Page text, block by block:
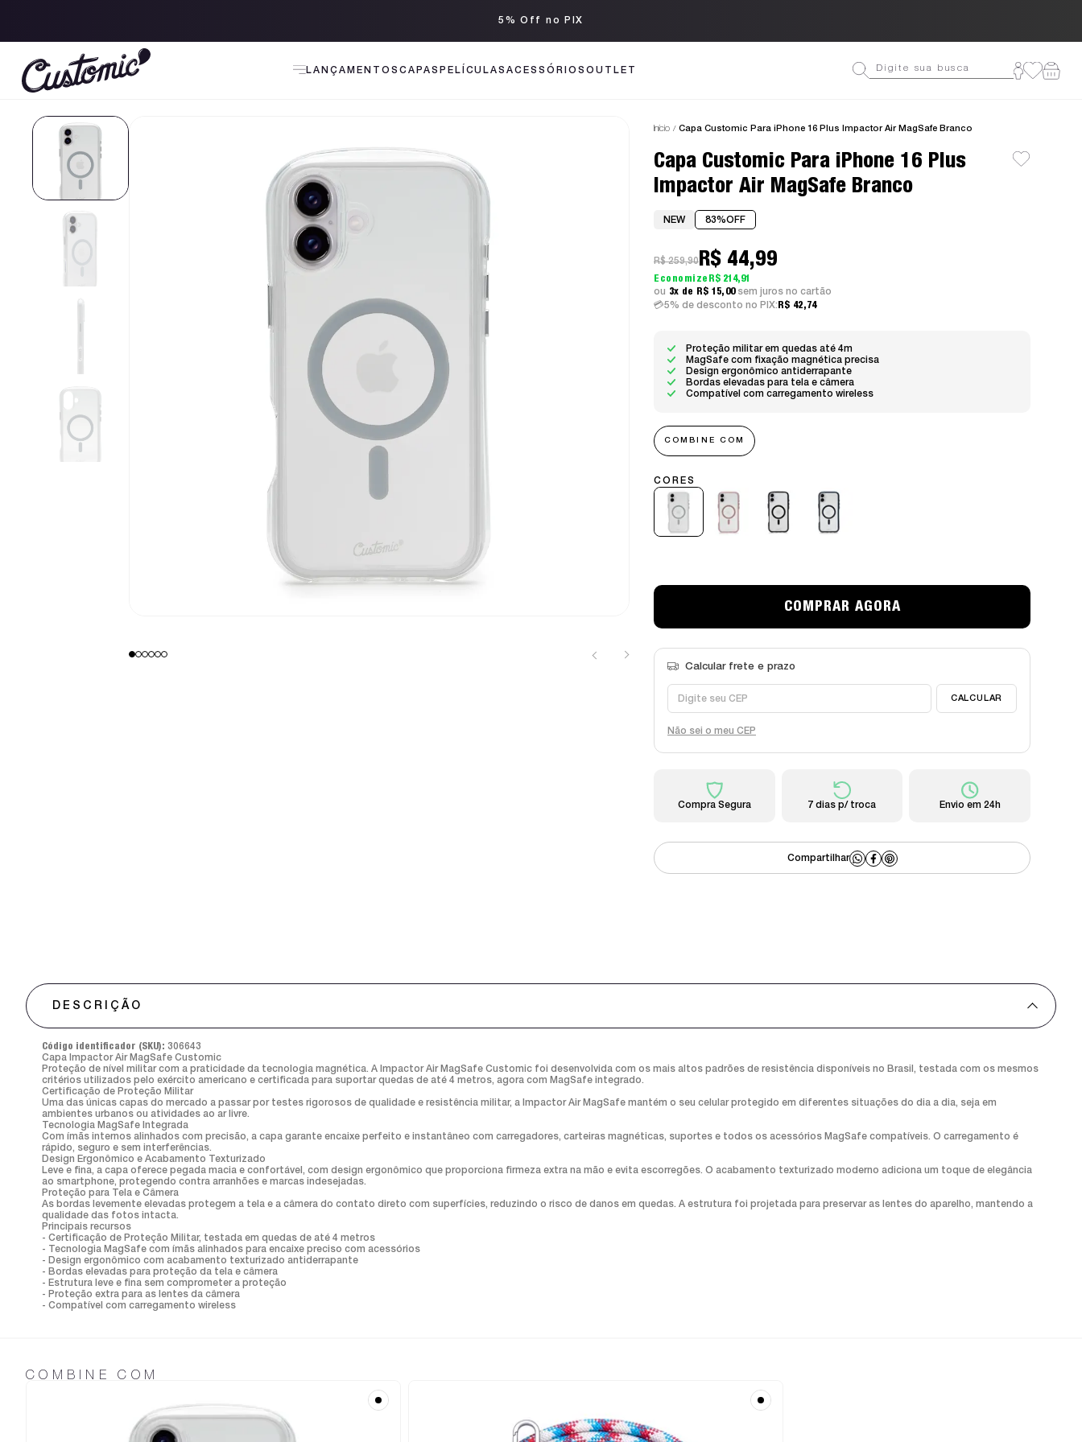
5% Off no PIX
LANÇAMENTOS CAPAS PELÍCULASACESSÓRIOS OUTLET
Início Capa Customic Para iPhone 16 Plus Impactor Air MagSafe Branco
Capa Customic Para iPhone 16 Plus
Impactor Air MagSafe Branco
NEW 83%OFF
5% de desconto no PIX: R$ 42,74
R$ 259,90R$ 44,99
R$ 214,91
3x
R$ 15,00 sem juros
Proteção militar em quedas até 4m
MagSafe com fixação magnética precisa
Design ergonômico antiderrapante
Bordas elevadas para tela e câmera
Compatível com carregamento wireless
COMBINE COM
Não sei o meu CEP
Compra Segura 7 dias p/ troca Envio em 24h
DESCRIÇÃO
Código identificador (SKU): 306643
Capa Impactor Air MagSafe Customic
Proteção de nível militar com a praticidade da tecnologia magnética. A Impactor Air MagSafe Customic foi desenvolvida com os mais altos padrões de resistência disponíveis no Brasil, testada com os mesmos
critérios utilizados pelo exército americano e certificada para suportar quedas de até 4 metros, agora com MagSafe integrado.
Certificação de Proteção Militar
Uma das únicas capas do mercado a passar por testes rigorosos de qualidade e resistência militar, a Impactor Air MagSafe mantém o seu celular protegido em diferentes situações do dia a dia, seja em
ambientes urbanos ou atividades ao ar livre.
Tecnologia MagSafe Integrada
Com ímãs internos alinhados com precisão, a capa garante encaixe perfeito e instantâneo com carregadores, carteiras magnéticas, suportes e todos os acessórios MagSafe compatíveis. O carregamento é
rápido, seguro e sem interferências.
Design Ergonômico e Acabamento Texturizado
Leve e fina, a capa oferece pegada macia e confortável, com design ergonômico que proporciona firmeza extra na mão e evita escorregões. O acabamento texturizado moderno adiciona um toque de elegância
ao smartphone, protegendo contra arranhões e marcas indesejadas.
Proteção para Tela e Câmera
As bordas levemente elevadas protegem a tela e a câmera do contato direto com superfícies, reduzindo o risco de danos em quedas. A estrutura foi projetada para preservar as lentes do aparelho, mantendo a
qualidade das fotos intacta.
Principais recursos
- Certificação de Proteção Militar, testada em quedas de até 4 metros
- Tecnologia MagSafe com ímãs alinhados para encaixe preciso com acessórios
- Design ergonômico com acabamento texturizado antiderrapante
- Bordas elevadas para proteção da tela e câmera
- Estrutura leve e fina sem comprometer a proteção
- Proteção extra para as lentes da câmera
- Compatível com carregamento wireless
COMBINE COM